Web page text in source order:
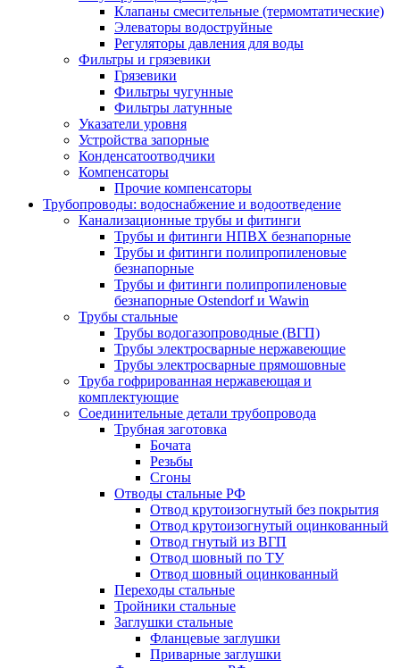
Клапаны смесительные (термомтатические)
Элеваторы водоструйные
Регуляторы давления для воды
Фильтры и грязевики
Грязевики
Фильтры чугунные
Фильтры латунные
Указатели уровня
Устройства запорные
Конденсатоотводчики
Компенсаторы
Прочие компенсаторы
Трубопроводы: водоснабжение и водоотведение
Канализационные трубы и фитинги
Трубы и фитинги НПВХ безнапорные
Трубы и фитинги полипропиленовые
безнапорные
Трубы и фитинги полипропиленовые
безнапорные Ostendorf и Wawin
Трубы стальные
Трубы водогазопроводные (ВГП)
Трубы электросварные нержавеющие
Трубы электросварные прямошовные
Труба гофрированная нержавеющая и
комплектующие
Соединительные детали трубопровода
Трубная заготовка
Бочата
Резьбы
Сгоны
Отводы стальные РФ
Отвод крутоизогнутый без покрытия
Отвод крутоизогнутый оцинкованный
Отвод гнутый из ВГП
Отвод шовный по ТУ
Отвод шовный оцинкованный
Переходы стальные
Тройники стальные
Заглушки стальные
Фланцевые заглушки
Приварные заглушки